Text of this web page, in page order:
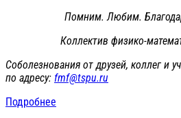
Помним. Любим.
Коллектив физико-
Соболезнования от друзей, коллег и
по адресу: fmf@tspu.ru
Подробнее